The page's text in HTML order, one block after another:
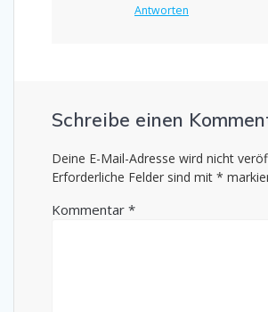
Antworten
Schreibe einen
Deine E-Mail-Adresse wird nicht
Erforderliche Felder sind mit *
Kommentar *